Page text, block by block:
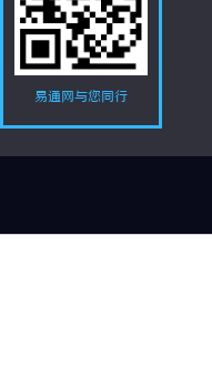
易通网与您同行